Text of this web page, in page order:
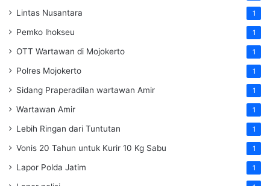
Lintas Nusantara 1
Pemko lhokseu 1
OTT Wartawan di Mojokerto 1
Polres Mojokerto 1
Sidang Praperadilan wartawan Amir 1
Wartawan Amir 1
Lebih Ringan dari Tuntutan 1
Vonis 20 Tahun untuk Kurir 10 Kg Sabu 1
Lapor Polda Jatim 1